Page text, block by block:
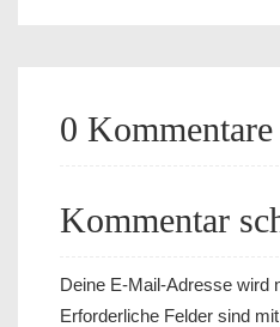
0 Kommentare
Kommentar
Deine E-Mail-Adresse wird
Erforderliche Felder sind mit